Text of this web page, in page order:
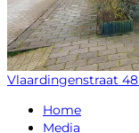
Vlaardingenstraat 48
Home
Media